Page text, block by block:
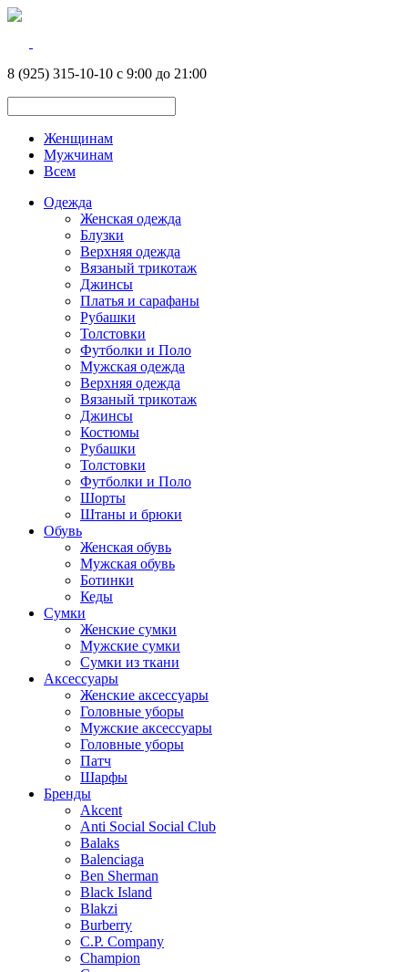
8 (925) 315-10-10 с 9:00 до 21:00
Женщинам
Мужчинам
Всем
Одежда
Женская одежда
Блузки
Верхняя одежда
Вязаный трикотаж
Джинсы
Платья и сарафаны
Рубашки
Толстовки
Футболки и Поло
Мужская одежда
Верхняя одежда
Вязаный трикотаж
Джинсы
Костюмы
Рубашки
Толстовки
Футболки и Поло
Шорты
Штаны и брюки
Обувь
Женская обувь
Мужская обувь
Ботинки
Кеды
Сумки
Женские сумки
Мужские сумки
Сумки из ткани
Аксессуары
Женские аксессуары
Головные уборы
Мужские аксессуары
Головные уборы
Патч
Шарфы
Бренды
Akcent
Anti Social Social Club
Balaks
Balenciaga
Ben Sherman
Black Island
Blakzi
Burberry
C.P. Company
Champion